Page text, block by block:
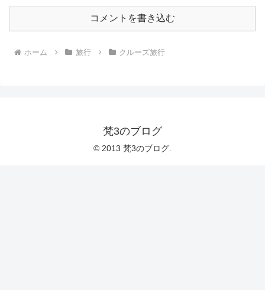
コメントを書き込む
ホーム 旅行 クルーズ旅行
梵3のブログ
© 2013 梵3のブログ.